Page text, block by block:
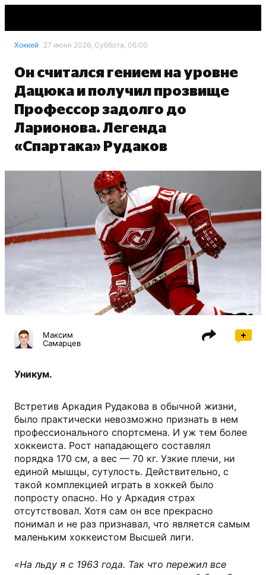
Хоккей 27 июня 2026, Суббота, 06:00
Он считался гением на уровне
Дацюка и получил прозвище
Профессор задолго до
Ларионова. Легенда
«Спартака» Рудаков
spartak.ru
Максим
Самарцев
Уникум.
Встретив Аркадия Рудакова в обычной жизни,
было практически невозможно признать в нем
профессионального спортсмена. И уж тем более
хоккеиста. Рост нападающего составлял
порядка 170 см, а вес — 70 кг. Узкие плечи, ни
единой мышцы, сутулость. Действительно, с
такой комплекцией играть в хоккей было
попросту опасно. Но у Аркадия страх
отсутствовал. Хотя сам он все прекрасно
понимал и не раз признавал, что является самым
маленьким хоккеистом Высшей лиги.
«На льду я с 1963 года. Так что пережил все